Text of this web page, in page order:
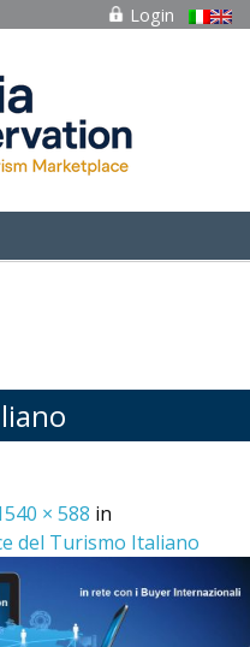
Login
× 588 in
del Turismo Italiano